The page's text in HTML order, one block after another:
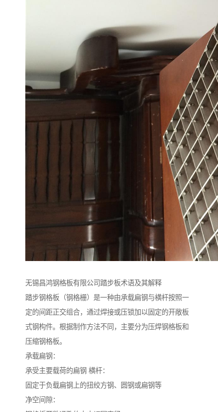
无锡昌鸿钢格板有限公司踏步板术语及其解释
踏步钢格板（钢格栅）是一种由承载扁钢与横杆按照一
定的间距正交组合，通过焊接或压锁加以固定的开敞板
式钢构件。根据制作方法不同，主要分为压焊钢格板和
压缩钢格板。
承载扁钢：
承受主要载荷的扁钢 横杆：
固定于负载扁钢上的扭绞方钢、圆钢或扁钢等
净空间隙：